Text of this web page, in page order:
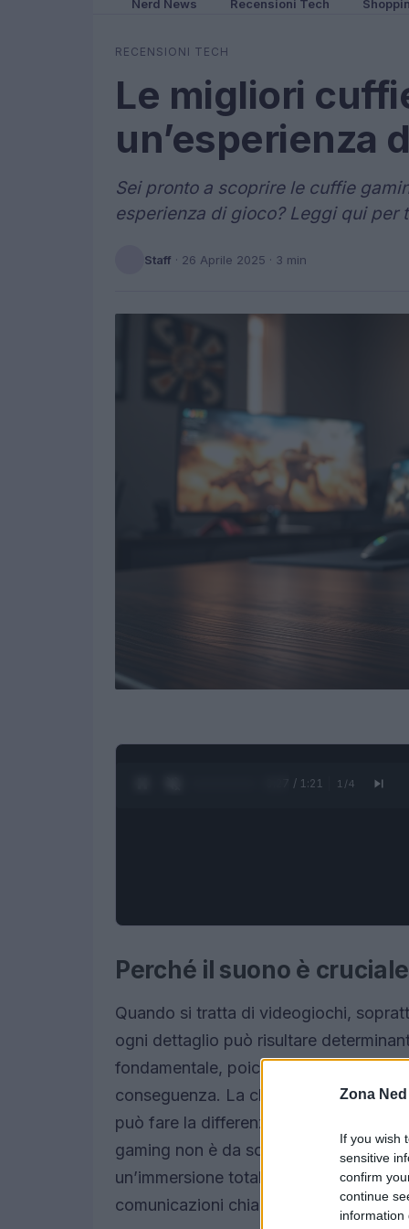
Zona Ned
If you wish
sensitive
confirm
continue
information
Nerd News Recensioni Tech
RECENSIONI TECH
Le migliori
un’esperienza
Sei pronto a scoprire le cuffie
esperienza di gioco? Leggi qui per
Staff · 26 Aprile 2025 · 3 min
0:28 / 1:21 1 /4
Perché il suono è
Quando si tratta di videogiochi,
ogni dettaglio può risultare
fondamentale, poiché permette ai
conseguenza. La chiarezza dei suoni,
può fare la differenza tra una vittoria
gaming non è da sottovalutare. È
un’immersione totale, una qualità
comunicazioni chiare con i compagni